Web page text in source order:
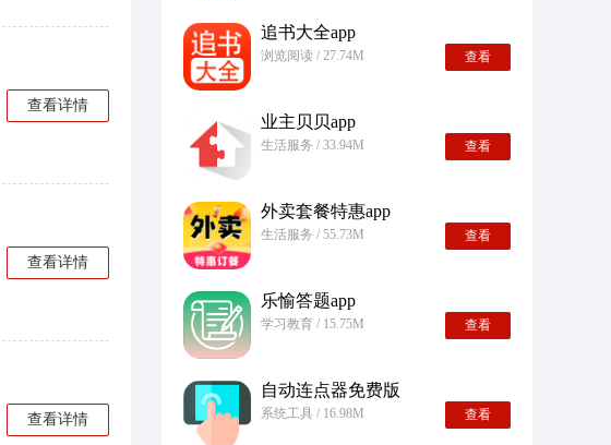
查看详情
查看详情
查看详情
追书大全app
浏览阅读 / 27.74M 查看
业主贝贝app
生活服务 / 33.94M 查看
外卖套餐特惠app
生活服务 / 55.73M 查看
乐愉答题app
学习教育 / 15.75M 查看
自动连点器免费版
系统工具 / 16.98M 查看